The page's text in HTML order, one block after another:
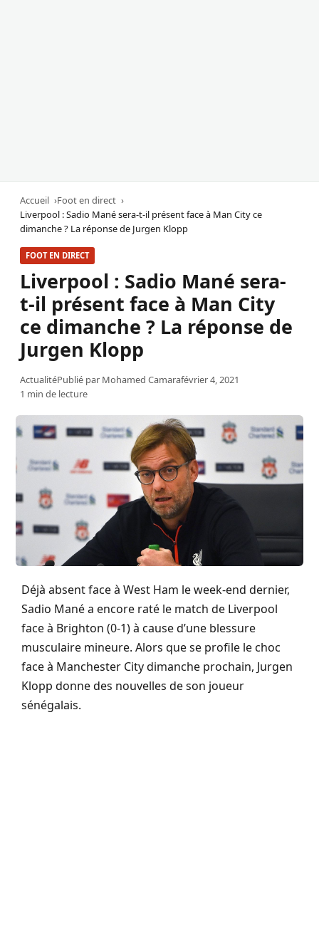
Accueil
Foot en direct
Liverpool : Sadio Mané sera-t-il présent face à Man City ce
dimanche ? La réponse de Jurgen Klopp
FOOT EN DIRECT
Liverpool : Sadio Mané sera-
t-il présent face à Man City
ce dimanche ? La réponse de
Jurgen Klopp
ActualitéPublié par Mohamed Camarafévrier 4, 2021
1 min de lecture
Déjà absent face à West Ham le week-end dernier,
Sadio Mané a encore raté le match de Liverpool
face à Brighton (0-1) à cause d’une blessure
musculaire mineure. Alors que se profile le choc
face à Manchester City dimanche prochain, Jurgen
Klopp donne des nouvelles de son joueur
sénégalais.